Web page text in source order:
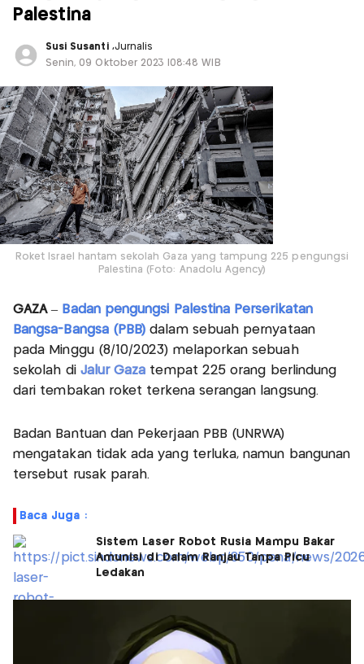
Palestina
Susi Susanti ,Jurnalis
Senin, 09 Oktober 2023 |08:48 WIB
Roket Israel hantam sekolah Gaza yang tampung 225 pengungsi
Palestina (Foto: Anadolu Agency)
GAZA– Badan pengungsi Palestina Perserikatan
Bangsa-Bangsa (PBB) dalam sebuah pernyataan
pada Minggu (8/10/2023) melaporkan sebuah
sekolah di Jalur Gaza tempat 225 orang berlindung
dari tembakan roket terkena serangan langsung.
Badan Bantuan dan Pekerjaan PBB (UNRWA)
mengatakan tidak ada yang terluka, namun bangunan
tersebut rusak parah.
Baca Juga :
Sistem Laser Robot Rusia Mampu Bakar
Amunisi di Dalam Ranjau Tanpa Picu
Ledakan